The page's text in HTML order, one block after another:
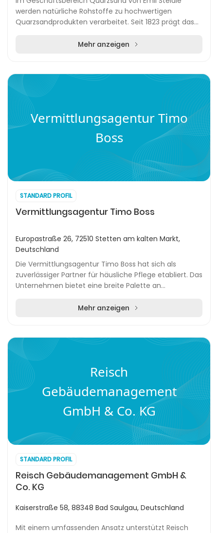
werden natürliche Rohstoffe zu hochwertigen
Quarzsandprodukten verarbeitet. Seit 1823 prägt das
Mehr anzeigen
Vermittlungsagentur Timo
Boss
STANDARD PROFIL
Vermittlungsagentur Timo Boss
Europastraße 26, 72510 Stetten am kalten Markt,
Deutschland
Die Vermittlungsagentur Timo Boss hat sich als
zuverlässiger Partner für häusliche Pflege etabliert. Das
Unternehmen bietet eine breite Palette an
Mehr anzeigen
Reisch
Gebäudemanagement
GmbH & Co. KG
STANDARD PROFIL
Reisch Gebäudemanagement GmbH &
Co. KG
Kaiserstraße 58, 88348 Bad Saulgau, Deutschland
Mit einem umfassenden Ansatz unterstützt Reisch